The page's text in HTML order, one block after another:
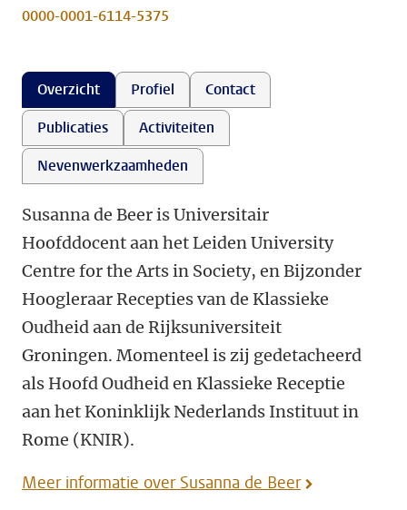
0000-0001-6114-5375
Overzicht Profiel
Contact
Publicaties
Activiteiten
Nevenwerkzaamheden
Susanna de Beer is Universitair
Hoofddocent aan het Leiden University
Centre for the Arts in Society, en Bijzonder
Hoogleraar Recepties van de Klassieke
Oudheid aan de Rijksuniversiteit
Groningen. Momenteel is zij gedetacheerd
als Hoofd Oudheid en Klassieke Receptie
aan het Koninklijk Nederlands Instituut in
Rome (KNIR).
Meer informatie over Susanna de Beer